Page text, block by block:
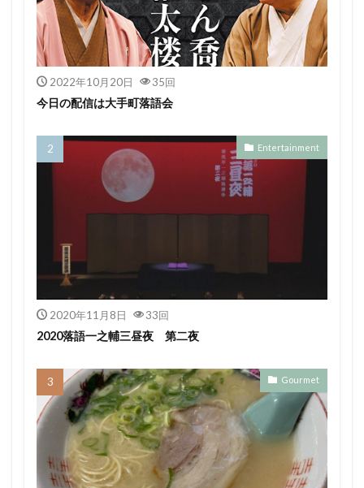
2022年10月20日 35回
今日の配信は大手町落語会
Entertainment
2020年11月8日 33回
2020落語一之輔三昼夜 第二夜
Gourmet